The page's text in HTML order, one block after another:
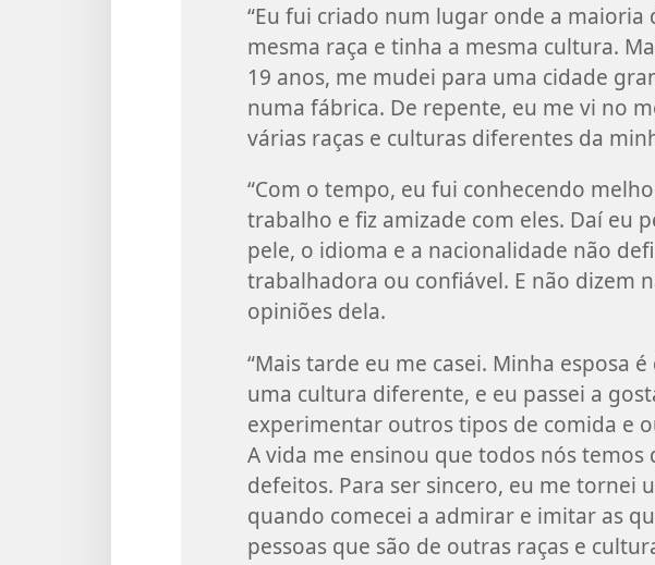
“Eu fui criado num lugar onde a maioria
mesma raça e tinha a mesma cultura.
19 anos, me mudei para uma cidade
numa fábrica. De repente, eu me vi no
várias raças e culturas diferentes da
“Com o tempo, eu fui conhecendo
trabalho e fiz amizade com eles. Daí eu
pele, o idioma e a nacionalidade não
trabalhadora ou confiável. E não dizem
opiniões dela.
“Mais tarde eu me casei. Minha esposa
uma cultura diferente, e eu passei a
experimentar outros tipos de comida e
A vida me ensinou que todos nós temos
defeitos. Para ser sincero, eu me tornei
quando comecei a admirar e imitar as
pessoas que são de outras raças e